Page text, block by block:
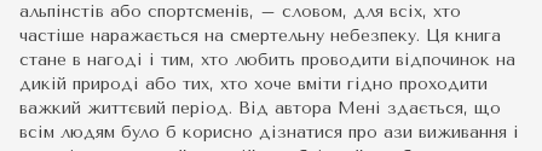
альпінстів або спортсменів, – словом, для всіх, хто
частіше наражається на смертельну небезпеку. Ця книга
стане в нагоді і тим, хто любить проводити відпочинок на
дикій природі або тих, хто хоче вміти гідно проходити
важкий життєвий період. Від автора Мені здається, що
всім людям було б корисно дізнатися про ази виживання і